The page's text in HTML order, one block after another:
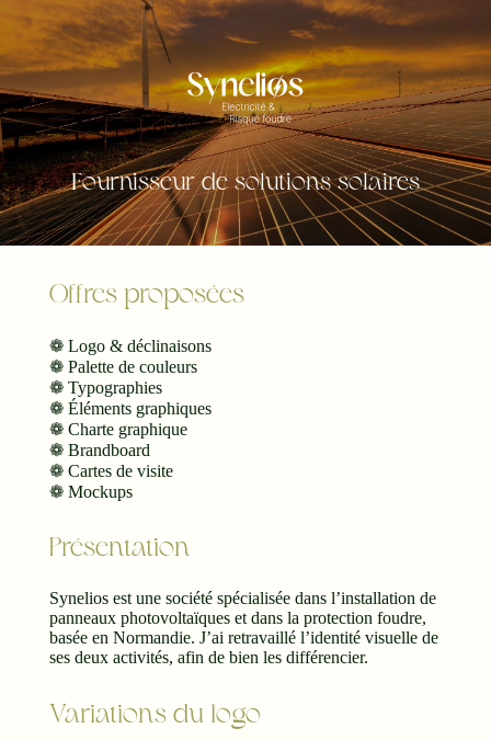
Fournisseur de solutions solaires
Offres proposées
❁ Logo & déclinaisons
❁ Palette de couleurs
❁ Typographies
❁ Éléments graphiques
❁ Charte graphique
❁ Brandboard
❁ Cartes de visite
❁ Mockups
Présentation
Synelios est une société spécialisée dans l’installation de
panneaux photovoltaïques et dans la protection foudre,
basée en Normandie. J’ai retravaillé l’identité visuelle de
ses deux activités, afin de bien les différencier.
Variations du logo